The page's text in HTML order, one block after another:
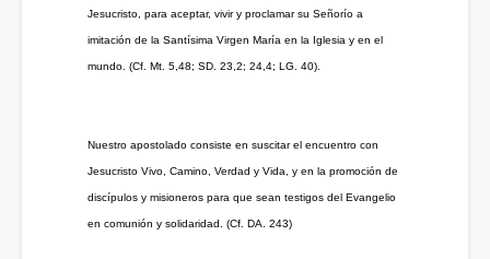
Jesucristo, para aceptar, vivir y proclamar su Señorío a
imitación de la Santísima Virgen María en la Iglesia y en el
mundo. (Cf. Mt. 5,48; SD. 23,2; 24,4; LG. 40).
Nuestro apostolado consiste en suscitar el encuentro con
Jesucristo Vivo, Camino, Verdad y Vida, y en la promoción de
discípulos y misioneros para que sean testigos del Evangelio
en comunión y solidaridad. (Cf. DA. 243)